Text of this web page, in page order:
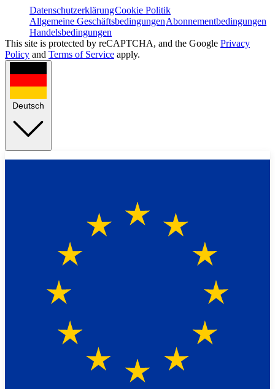
DatenschutzerklärungCookie Politik
Allgemeine GeschäftsbedingungenAbonnementbedingungen
Handelsbedingungen
This site is protected by reCAPTCHA, and the Google Privacy
Policy and Terms of Service apply.
Deutsch